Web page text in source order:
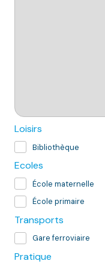
Loisirs
Bibliothèque
Ecoles
École maternelle
École primaire
Transports
Gare ferroviaire
Pratique